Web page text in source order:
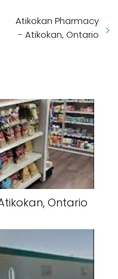
Atikokan Pharmacy
- Atikokan, Ontario
Ontario